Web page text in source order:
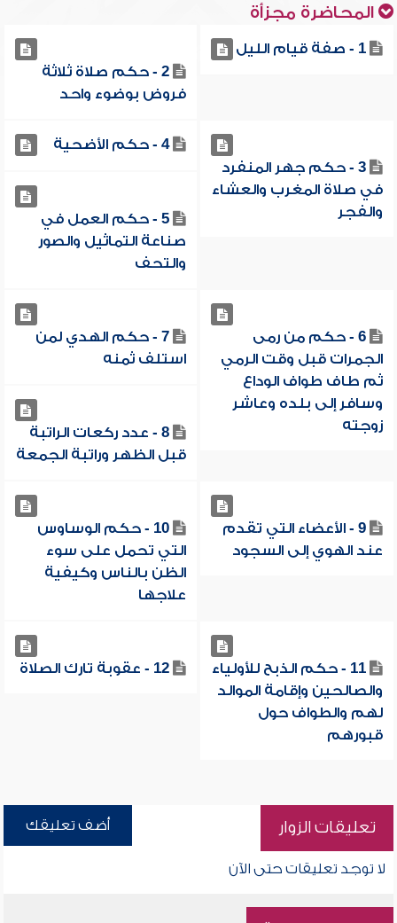
المحاضرة مجزأة
1 - صفة قيام الليل
2 - حكم صلاة ثلاثة
فروض بوضوء واحد
3 - حكم جهر المنفرد
في صلاة المغرب والعشاء
والفجر
4 - حكم الأضحية
5 - حكم العمل في
صناعة التماثيل والصور
والتحف
6 - حكم من رمى
الجمرات قبل وقت الرمي
ثم طاف طواف الوداع
وسافر إلى بلده وعاشر
زوجته
7 - حكم الهدي لمن
استلف ثمنه
8 - عدد ركعات الراتبة
قبل الظهر وراتبة الجمعة
9 - الأعضاء التي تقدم
عند الهوي إلى السجود
10 - حكم الوساوس
التي تحمل على سوء
الظن بالناس وكيفية
علاجها
11 - حكم الذبح للأولياء
والصالحين وإقامة الموالد
لهم والطواف حول
قبورهم
12 - عقوبة تارك الصلاة
تعليقات الزوار أضف تعليقك
لا توجد تعليقات حتى الآن